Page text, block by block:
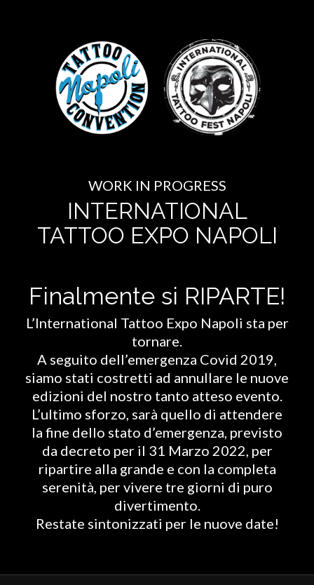
WORK IN PROGRESS
INTERNATIONAL
TATTOO EXPO NAPOLI
Finalmente si RIPARTE!
L’International Tattoo Expo Napoli sta per
tornare.
A seguito dell’emergenza Covid 2019,
siamo stati costretti ad annullare le nuove
edizioni del nostro tanto atteso evento.
L’ultimo sforzo, sarà quello di attendere
la fine dello stato d’emergenza, previsto
da decreto per il 31 Marzo 2022, per
ripartire alla grande e con la completa
serenità, per vivere tre giorni di puro
divertimento.
Restate sintonizzati per le nuove date!